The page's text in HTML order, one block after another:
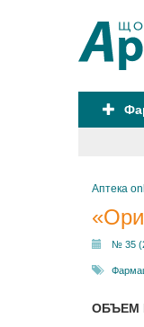
Аптека
№ 35
ОБЪЕМ